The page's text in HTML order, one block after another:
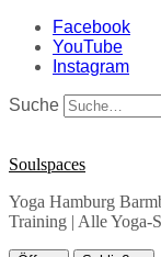
Facebook
YouTube
Instagram
Suche
Soulspaces
Yoga Hamburg
Training | Alle Yoga-